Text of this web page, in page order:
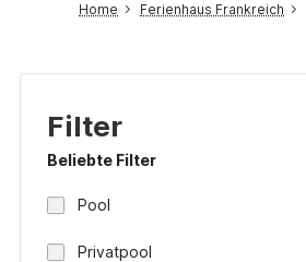
Home Ferienhaus Frankreich
Filter
Beliebte Filter
Pool
Privatpool